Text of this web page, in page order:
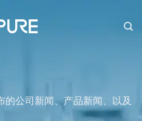
公司新闻、产品新闻、以及